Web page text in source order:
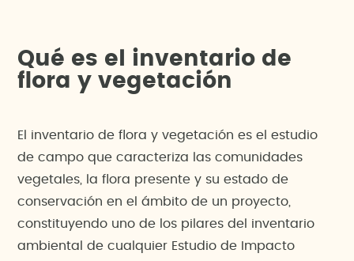
Qué es el inventario de
flora y vegetación
El inventario de flora y vegetación es el estudio
de campo que caracteriza las comunidades
vegetales, la flora presente y su estado de
conservación en el ámbito de un proyecto,
constituyendo uno de los pilares del inventario
ambiental de cualquier Estudio de Impacto